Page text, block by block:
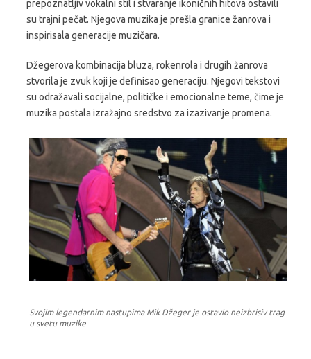
prepoznatljiv vokalni stil i stvaranje ikoničnih hitova ostavili
su trajni pečat. Njegova muzika je prešla granice žanrova i
inspirisala generacije muzičara.
Džegerova kombinacija bluza, rokenrola i drugih žanrova
stvorila je zvuk koji je definisao generaciju. Njegovi tekstovi
su odražavali socijalne, političke i emocionalne teme, čime je
muzika postala izražajno sredstvo za izazivanje promena.
Svojim legendarnim nastupima Mik Džeger je ostavio neizbrisiv trag
u svetu muzike